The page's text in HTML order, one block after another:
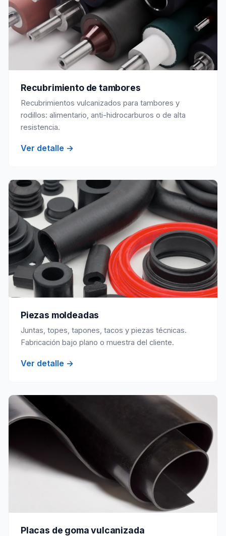
Recubrimiento de tambores
Recubrimientos vulcanizados para tambores y
rodillos: alimentario, anti-hidrocarburos o de alta
resistencia.
Ver detalle →
Piezas moldeadas
Juntas, topes, tapones, tacos y piezas técnicas.
Fabricación bajo plano o muestra del cliente.
Ver detalle →
Placas de goma vulcanizada